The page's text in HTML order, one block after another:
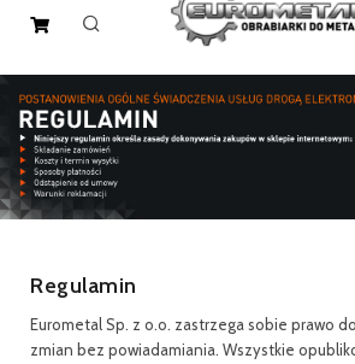
STRONA GŁÓWNA
MASZYNY
CZĘŚCI
PROMOCJE
AKTUALNOŚCI
Regulamin
Eurometal Sp. z o.o. zastrzega sobie prawo
zmian bez powiadamiania. Wszystkie